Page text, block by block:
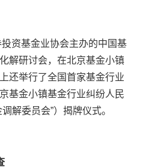
资基金业协会主办的中国基
解研讨会，在北京基金小镇
还举行了全国首家基金行业
基金小镇基金行业纠纷人民
解委员会”）揭牌仪式。